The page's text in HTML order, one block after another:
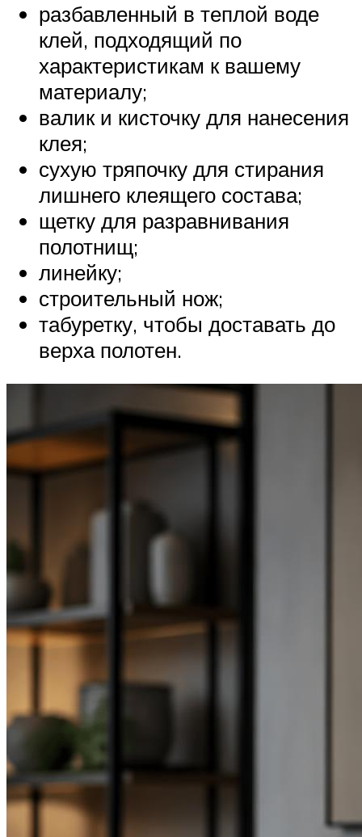
разбавленный в теплой воде
клей, подходящий по
характеристикам к вашему
материалу;
валик и кисточку для нанесения
клея;
сухую тряпочку для стирания
лишнего клеящего состава;
щетку для разравнивания
полотнищ;
линейку;
строительный нож;
табуретку, чтобы доставать до
верха полотен.